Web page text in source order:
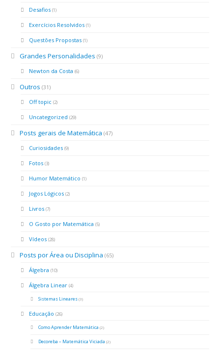
Desafios (1)
Exercícios Resolvidos (1)
Questões Propostas (1)
Grandes Personalidades (9)
Newton da Costa (6)
Outros (31)
Off topic (2)
Uncategorized (29)
Posts gerais de Matemática (47)
Curiosidades (9)
Fotos (3)
Humor Matemático (1)
Jogos Lógicos (2)
Livros (7)
O Gosto por Matemática (5)
Vídeos (28)
Posts por Área ou Disciplina (65)
Álgebra (10)
Álgebra Linear (4)
Sistemas Lineares (3)
Educação (26)
Como Aprender Matemática (2)
Decoreba – Matemática Viciada (2)